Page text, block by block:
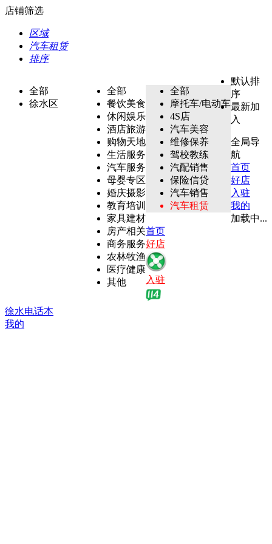
店铺筛选
区域
汽车租赁
排序
全部
徐水区
全部
餐饮美食
休闲娱乐
酒店旅游
购物天地
生活服务
汽车服务
母婴专区
婚庆摄影
教育培训
家具建材
房产相关
商务服务
农林牧渔
医疗健康
其他
全部
摩托车/电动车
4S店
汽车美容
维修保养
驾校教练
汽配销售
保险信贷
汽车销售
汽车租赁
默认排
序
最新加
入
全局导
航
首页
好店
入驻
我的
加载中...
首页
好店
入驻
徐水电话本
我的